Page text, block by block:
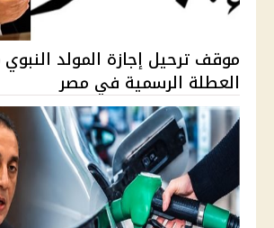
العطلة الرسمية في مصر